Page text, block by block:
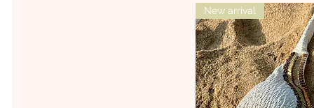
New arrival